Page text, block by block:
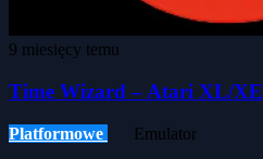
9 miesięcy temu
Time Wizard – Atari XL/XE
Platformowe
Emulator